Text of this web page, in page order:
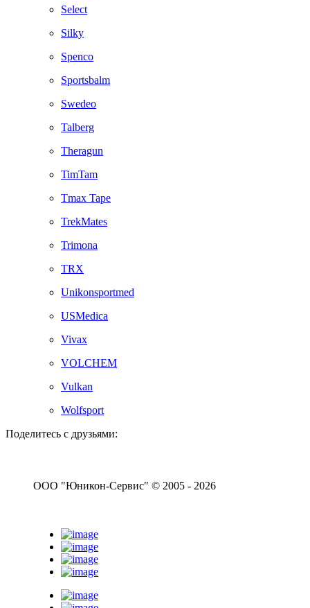
Select
Silky
Spenco
Sportsbalm
Swedeo
Talberg
Theragun
TimTam
Tmax Tape
TrekMates
Trimona
TRX
Unikonsportmed
USMedica
Vivax
VOLCHEM
Vulkan
Wolfsport
Поделитесь с друзьями:
ООО "Юникон-Сервис" © 2005 - 2026